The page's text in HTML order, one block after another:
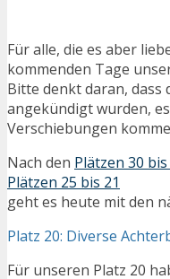
Für alle, die es aber
kommenden Tage
Bitte denkt daran, dass
angekündigt wurden,
Verschiebungen
Nach den Plätzen 30 bis
Plätzen 25 bis 21
geht es heute mit den
Platz 20: Diverse
Für unseren Platz 20